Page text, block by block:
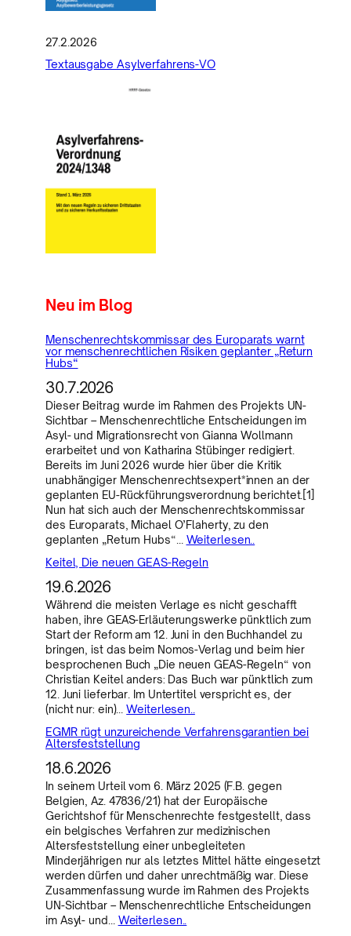
27.2.2026
Textausgabe Asylverfahrens-VO
Neu im Blog
Menschenrechtskommissar des Europarats warnt
vor menschenrechtlichen Risiken geplanter „Return
Hubs“
30.7.2026
Dieser Beitrag wurde im Rahmen des Projekts UN-
Sichtbar – Menschenrechtliche Entscheidungen im
Asyl- und Migrationsrecht von Gianna Wollmann
erarbeitet und von Katharina Stübinger redigiert.
Bereits im Juni 2026 wurde hier über die Kritik
unabhängiger Menschenrechtsexpert*innen an der
geplanten EU-Rückführungsverordnung berichtet.[1]
Nun hat sich auch der Menschenrechtskommissar
des Europarats, Michael O’Flaherty, zu den
geplanten „Return Hubs“… Weiterlesen..
Keitel, Die neuen GEAS-Regeln
19.6.2026
Während die meisten Verlage es nicht geschafft
haben, ihre GEAS-Erläuterungswerke pünktlich zum
Start der Reform am 12. Juni in den Buchhandel zu
bringen, ist das beim Nomos-Verlag und beim hier
besprochenen Buch „Die neuen GEAS-Regeln“ von
Christian Keitel anders: Das Buch war pünktlich zum
12. Juni lieferbar. Im Untertitel verspricht es, der
(nicht nur: ein)…Weiterlesen..
EGMR rügt unzureichende Verfahrensgarantien bei
Altersfeststellung
18.6.2026
In seinem Urteil vom 6. März 2025 (F.B. gegen
Belgien, Az. 47836/21) hat der Europäische
Gerichtshof für Menschenrechte festgestellt, dass
ein belgisches Verfahren zur medizinischen
Altersfeststellung einer unbegleiteten
Minderjährigen nur als letztes Mittel hätte eingesetzt
werden dürfen und daher unrechtmäßig war. Diese
Zusammenfassung wurde im Rahmen des Projekts
UN-Sichtbar – Menschenrechtliche Entscheidungen
im Asyl- und… Weiterlesen..